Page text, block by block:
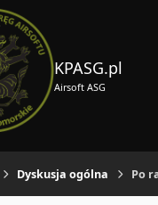
KPASG.pl
Airsoft ASG
Dyskusja ogólna Po